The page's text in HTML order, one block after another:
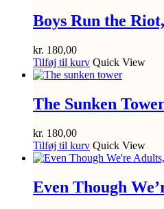
Boys Run the
kr. 180,00
Tilføj til kurv Quick View
The Sunken
kr. 180,00
Tilføj til kurv Quick View
Even Though